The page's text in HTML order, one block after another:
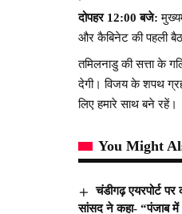
दोपहर 12:00 बजे:
और कैबिनेट की पहली
तमिलनाडु की सत्ता के
देगी। विजय के शपथ
लिए हमारे साथ बने रहें।
You Might
चंडीगढ़ एयरपोर्ट
सांसद ने कहा- “पंजाब